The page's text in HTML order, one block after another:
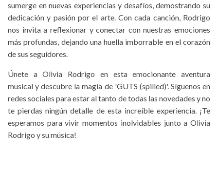
sumerge en nuevas experiencias y desafíos, demostrando su
dedicación y pasión por el arte. Con cada canción, Rodrigo
nos invita a reflexionar y conectar con nuestras emociones
más profundas, dejando una huella imborrable en el corazón
de sus seguidores.
Únete a Olivia Rodrigo en esta emocionante aventura
musical y descubre la magia de 'GUTS (spilled)'. Síguenos en
redes sociales para estar al tanto de todas las novedades y no
te pierdas ningún detalle de esta increíble experiencia. ¡Te
esperamos para vivir momentos inolvidables junto a Olivia
Rodrigo y su música!